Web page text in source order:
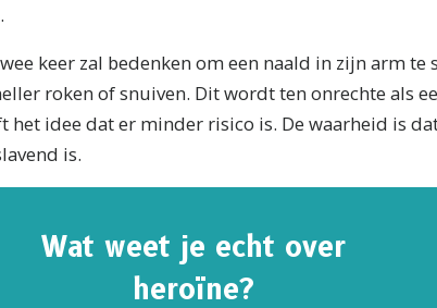
keer zal bedenken om een naald in zijn arm te
roken of snuiven. Dit wordt ten onrechte als
het idee dat er minder risico is. De waarheid is
is.
Wat weet je echt over
heroïne?